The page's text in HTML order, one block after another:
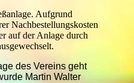
Aufgrund
Nachbestellungskosten
auf der Anlage durch
des Vereins geht
Martin Walter